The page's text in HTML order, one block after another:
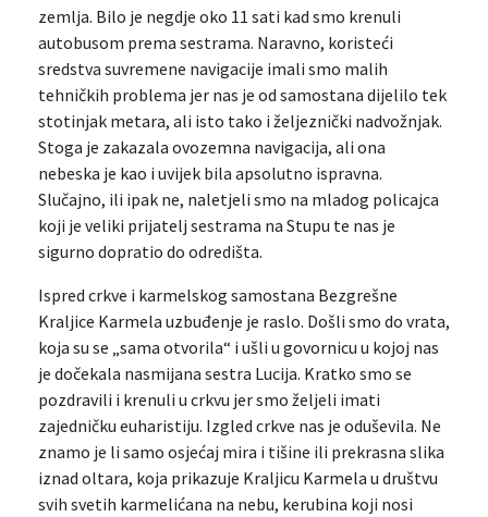
zemlja. Bilo je negdje oko 11 sati kad smo krenuli
autobusom prema sestrama. Naravno, koristeći
sredstva suvremene navigacije imali smo malih
tehničkih problema jer nas je od samostana dijelilo tek
stotinjak metara, ali isto tako i željeznički nadvožnjak.
Stoga je zakazala ovozemna navigacija, ali ona
nebeska je kao i uvijek bila apsolutno ispravna.
Slučajno, ili ipak ne, naletjeli smo na mladog policajca
koji je veliki prijatelj sestrama na Stupu te nas je
sigurno dopratio do odredišta.
Ispred crkve i karmelskog samostana Bezgrešne
Kraljice Karmela uzbuđenje je raslo. Došli smo do vrata,
koja su se „sama otvorila“ i ušli u govornicu u kojoj nas
je dočekala nasmijana sestra Lucija. Kratko smo se
pozdravili i krenuli u crkvu jer smo željeli imati
zajedničku euharistiju. Izgled crkve nas je oduševila. Ne
znamo je li samo osjećaj mira i tišine ili prekrasna slika
iznad oltara, koja prikazuje Kraljicu Karmela u društvu
svih svetih karmelićana na nebu, kerubina koji nosi